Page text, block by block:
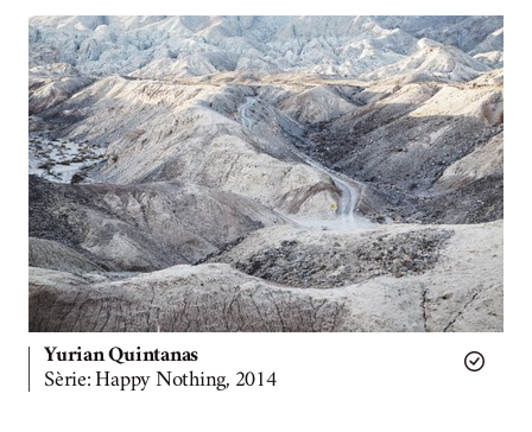
Yurian Quintanas
Sèrie: Happy Nothing, 2014